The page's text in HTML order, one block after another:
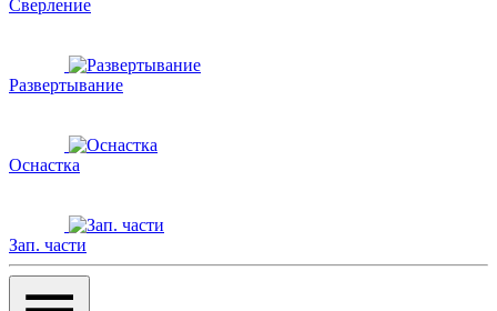
Сверление
Развертывание
Оснастка
Зап. части